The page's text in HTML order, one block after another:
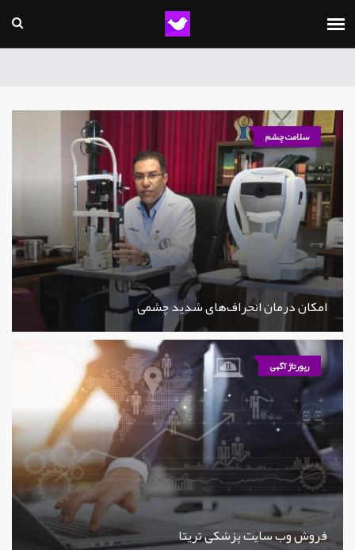
سلامت چشم
امکان درمان انحراف‌های شدید چشمی
رپورتاژ آگهی
فروش وب سایت پزشکی تریتا